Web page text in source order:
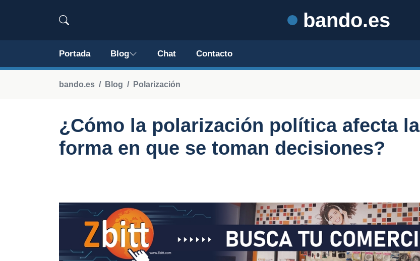
bando.es
Portada Blog Chat Contacto
bando.es Blog Polarización
¿Cómo la polarización política afecta la
forma en que se toman decisiones?